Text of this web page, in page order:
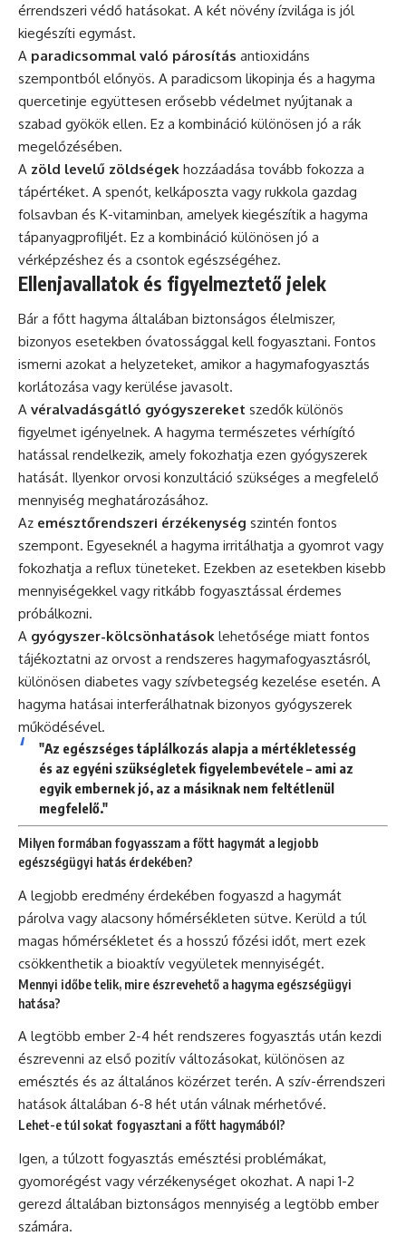
érrendszeri védő hatásokat. A két növény ízvilága is jól
kiegészíti egymást.
A paradicsommal való párosítás antioxidáns
szempontból előnyös. A paradicsom likopinja és a hagyma
quercetinje együttesen erősebb védelmet nyújtanak a
szabad gyökök ellen. Ez a kombináció különösen jó a rák
megelőzésében.
A zöld levelű zöldségek hozzáadása tovább fokozza a
tápértéket. A spenót, kelkáposzta vagy rukkola gazdag
folsavban és K-vitaminban, amelyek kiegészítik a hagyma
tápanyagprofiljét. Ez a kombináció különösen jó a
vérképzéshez és a csontok egészségéhez.
Ellenjavallatok és figyelmeztető jelek
Bár a főtt hagyma általában biztonságos élelmiszer,
bizonyos esetekben óvatossággal kell fogyasztani. Fontos
ismerni azokat a helyzeteket, amikor a hagymafogyasztás
korlátozása vagy kerülése javasolt.
A véralvadásgátló gyógyszereket szedők különös
figyelmet igényelnek. A hagyma természetes vérhígító
hatással rendelkezik, amely fokozhatja ezen gyógyszerek
hatását. Ilyenkor orvosi konzultáció szükséges a megfelelő
mennyiség meghatározásához.
Az emésztőrendszeri érzékenység szintén fontos
szempont. Egyeseknél a hagyma irritálhatja a gyomrot vagy
fokozhatja a reflux tüneteket. Ezekben az esetekben kisebb
mennyiségekkel vagy ritkább fogyasztással érdemes
próbálkozni.
A gyógyszer-kölcsönhatások lehetősége miatt fontos
tájékoztatni az orvost a rendszeres hagymafogyasztásról,
különösen diabetes vagy szívbetegség kezelése esetén. A
hagyma hatásai interferálhatnak bizonyos gyógyszerek
működésével.
"Az egészséges táplálkozás alapja a mértékletesség
és az egyéni szükségletek figyelembevétele – ami az
egyik embernek jó, az a másiknak nem feltétlenül
megfelelő."
Milyen formában fogyasszam a főtt hagymát a legjobb
egészségügyi hatás érdekében?
A legjobb eredmény érdekében fogyaszd a hagymát
párolva vagy alacsony hőmérsékleten sütve. Kerüld a túl
magas hőmérsékletet és a hosszú főzési időt, mert ezek
csökkenthetik a bioaktív vegyületek mennyiségét.
Mennyi időbe telik, mire észrevehető a hagyma egészségügyi
hatása?
A legtöbb ember 2-4 hét rendszeres fogyasztás után kezdi
észrevenni az első pozitív változásokat, különösen az
emésztés és az általános közérzet terén. A szív-érrendszeri
hatások általában 6-8 hét után válnak mérhetővé.
Lehet-e túl sokat fogyasztani a főtt hagymából?
Igen, a túlzott fogyasztás emésztési problémákat,
gyomorégést vagy vérzékenységet okozhat. A napi 1-2
gerezd általában biztonságos mennyiség a legtöbb ember
számára.